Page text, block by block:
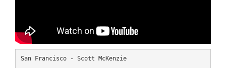
San Francisco - Scott McKenzie